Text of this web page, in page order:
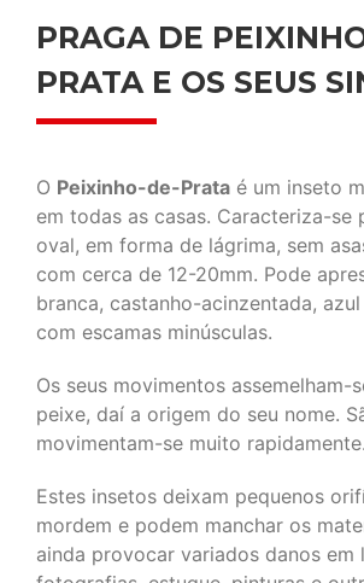
PRAGA DE
PRATA E OS SEUS
O Peixinho-de-Prata é um inseto
em todas as casas. Caracteriza-se
oval, em forma de lágrima, sem
com cerca de 12-20mm. Pode
branca, castanho-acinzentada,
com escamas minúsculas.
Os seus movimentos assemelham-
peixe, daí a origem do seu nome.
movimentam-se muito rapidamente.
Estes insetos deixam pequenos
mordem e podem manchar os
ainda provocar variados danos em